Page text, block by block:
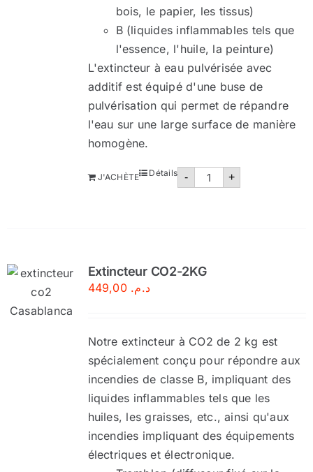
bois, le papier, les tissus)
B (liquides inflammables tels que
l'essence, l'huile, la peinture)
L'extincteur à eau pulvérisée avec
additif est équipé d'une buse de
pulvérisation qui permet de répandre
l'eau sur une large surface de manière
homogène.
- quantité
+
J'ACHÈTE Détails
Extincteur CO2-2KG
د.م. 449,00
Notre extincteur à CO2 de 2 kg est
spécialement conçu pour répondre aux
incendies de classe B, impliquant des
liquides inflammables tels que les
huiles, les graisses, etc., ainsi qu'aux
incendies impliquant des équipements
électriques et électronique.